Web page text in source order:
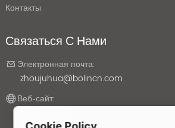
Контакты
Связаться С Нами
Электронная почта:
zhoujuhua@bolincn.com
Веб-сайт: